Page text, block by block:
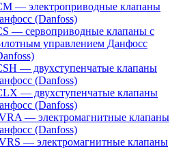
— электроприводные клапаны
(Danfoss)
— сервоприводные клапаны с
управлением Данфосс
— двухступенчатые клапаны
(Danfoss)
— двухступенчатые клапаны
(Danfoss)
— электромагнитные клапаны
(Danfoss)
— электромагнитные клапаны